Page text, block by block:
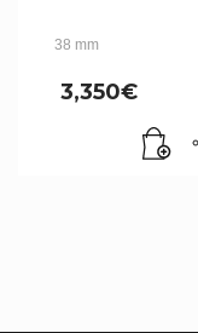
38 mm
3,350€